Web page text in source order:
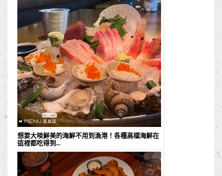
想要大啖鮮美的海鮮不用到漁港！各種高檔海鮮在
這裡都吃得到...